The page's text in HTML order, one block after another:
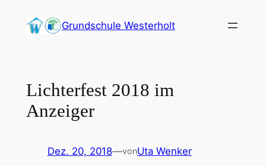
Inhalt
Grundschule Westerholt
Lichterfest 2018 im
Anzeiger
Dez. 20, 2018—vonUta Wenker